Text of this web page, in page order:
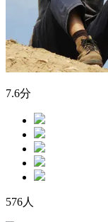
7.6分
576人